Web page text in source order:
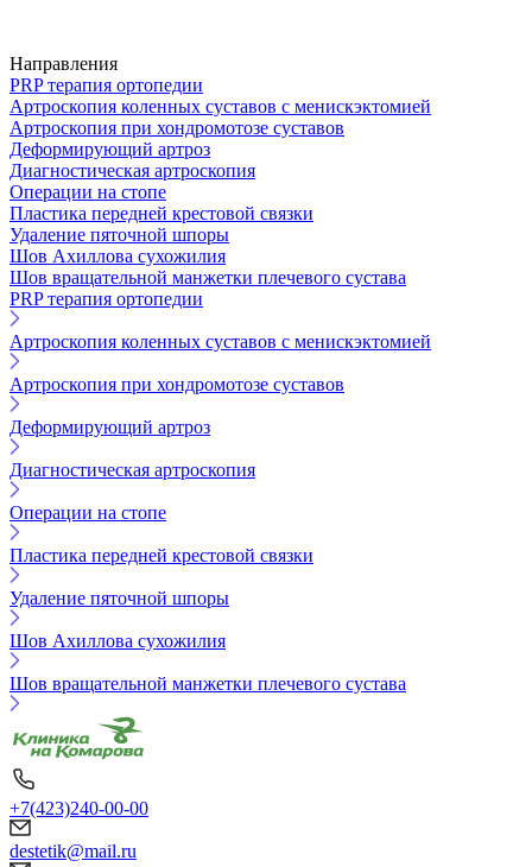
Направления
PRP терапия ортопедии
Артроскопия коленных суставов с менискэктомией
Артроскопия при хондромотозе суставов
Деформирующий артроз
Диагностическая артроскопия
Операции на стопе
Пластика передней крестовой связки
Удаление пяточной шпоры
Шов Ахиллова сухожилия
Шов вращательной манжетки плечевого сустава
PRP терапия ортопедии
Артроскопия коленных суставов с менискэктомией
Артроскопия при хондромотозе суставов
Деформирующий артроз
Диагностическая артроскопия
Операции на стопе
Пластика передней крестовой связки
Удаление пяточной шпоры
Шов Ахиллова сухожилия
Шов вращательной манжетки плечевого сустава
+7(423)240-00-00
destetik@mail.ru